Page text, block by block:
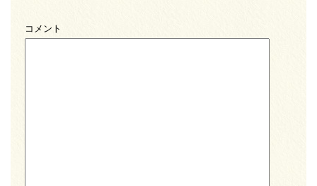
コメント